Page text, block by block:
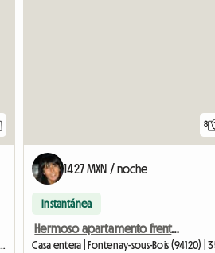
Casa entera | Fontenay-sous-Bois (94120) | 33 M2
8
1427 MXN / noche
Instantánea
Hermoso apartamento frente a la estación de RER.